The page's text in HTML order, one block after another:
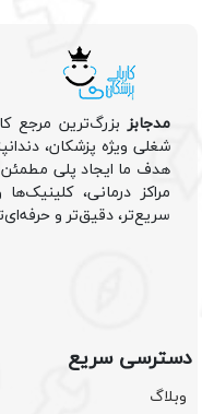
مدجابزبزرگ‌ترین مرجع
شغلی ویژه پزشکان،
هدف ما ایجاد پلی
مراکز درمانی،
سریع‌تر، دقیق‌تر و
دسترسی سریع
وبلاگ